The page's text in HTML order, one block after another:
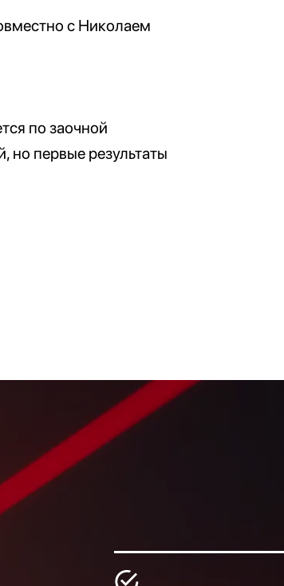
с Николаем
по заочной
первые результаты